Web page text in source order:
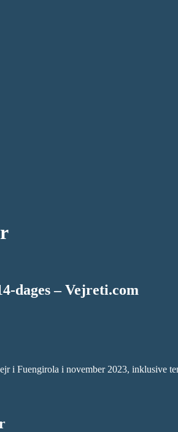
dages – Vejreti.com
i Fuengirola i november 2023, inklusive